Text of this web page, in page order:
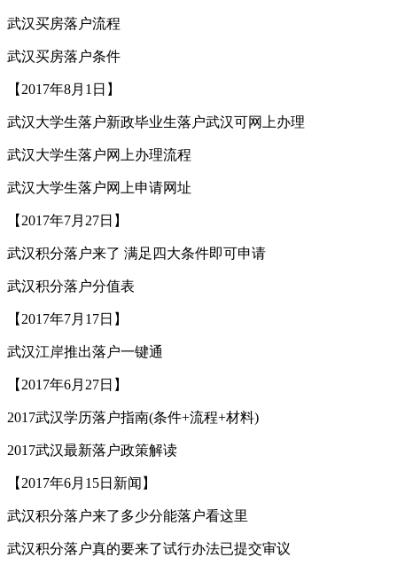
武汉买房落户流程
武汉买房落户条件
【2017年8月1日】
武汉大学生落户新政毕业生落户武汉可网上办理
武汉大学生落户网上办理流程
武汉大学生落户网上申请网址
【2017年7月27日】
武汉积分落户来了 满足四大条件即可申请
武汉积分落户分值表
【2017年7月17日】
武汉江岸推出落户一键通
【2017年6月27日】
2017武汉学历落户指南(条件+流程+材料)
2017武汉最新落户政策解读
【2017年6月15日新闻】
武汉积分落户来了多少分能落户看这里
武汉积分落户真的要来了试行办法已提交审议